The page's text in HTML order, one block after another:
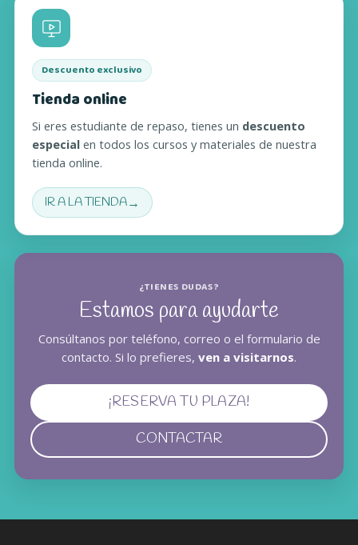
Descuento exclusivo
Tienda online
Si eres estudiante de repaso, tienes un descuento
especial en todos los cursos y materiales de nuestra
tienda online.
IR A LA TIENDA→
(SE ABRE EN UNA PESTAÑA NUEVA)
¿TIENES DUDAS?
Estamos para ayudarte
Consúltanos por teléfono, correo o el formulario de
contacto. Si lo prefieres, ven a visitarnos.
¡RESERVA TU PLAZA!
CONTACTAR